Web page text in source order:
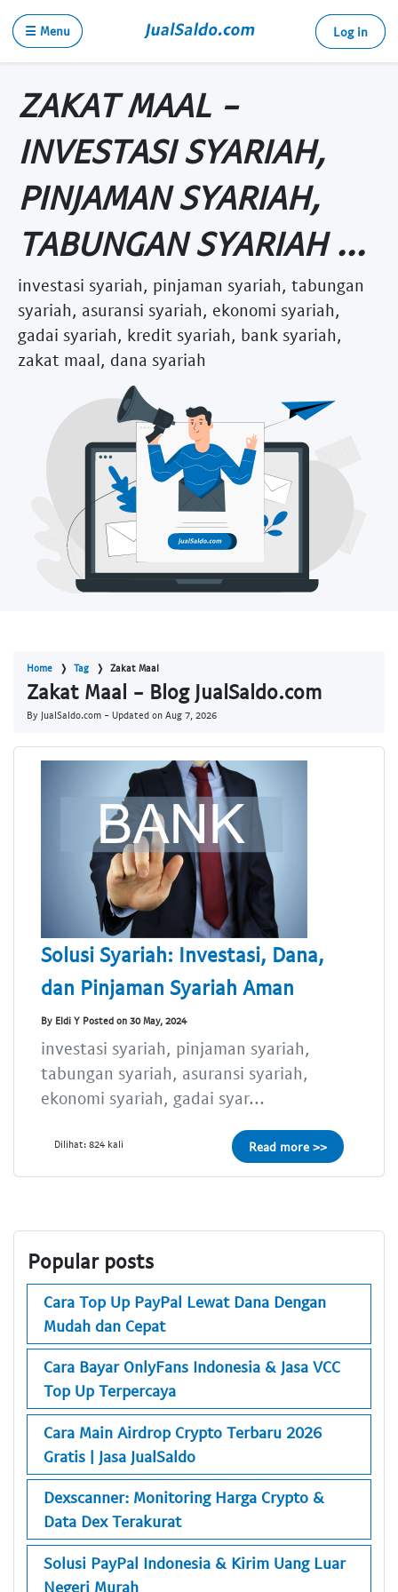
☰ Menu Log in
ZAKAT MAAL -
INVESTASI SYARIAH,
PINJAMAN SYARIAH,
TABUNGAN SYARIAH ...
investasi syariah, pinjaman syariah, tabungan
syariah, asuransi syariah, ekonomi syariah,
gadai syariah, kredit syariah, bank syariah,
zakat maal, dana syariah
Home Tag Zakat Maal
Zakat Maal - Blog JualSaldo.com
By JualSaldo.com - Updated on Aug 7, 2026
Solusi Syariah: Investasi, Dana,
dan Pinjaman Syariah Aman
By Eldi Y Posted on 30 May, 2024
investasi syariah, pinjaman syariah,
tabungan syariah, asuransi syariah,
ekonomi syariah, gadai syar...
Dilihat: 824 kali Read more >>
Popular posts
Cara Top Up PayPal Lewat Dana Dengan
Mudah dan Cepat
Cara Bayar OnlyFans Indonesia & Jasa VCC
Top Up Terpercaya
Cara Main Airdrop Crypto Terbaru 2026
Gratis | Jasa JualSaldo
Dexscanner: Monitoring Harga Crypto &
Data Dex Terakurat
Solusi PayPal Indonesia & Kirim Uang Luar
Negeri Murah